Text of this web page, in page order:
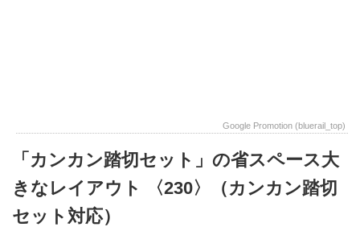
Google Promotion (bluerail_top)
「カンカン踏切セット」の省スペース大
きなレイアウト 〈230〉（カンカン踏切
セット対応）